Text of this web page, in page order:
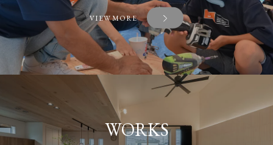
VIEW MORE
WORKS